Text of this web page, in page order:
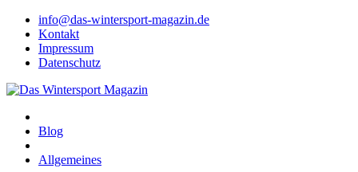
info@das-wintersport-magazin.de
Kontakt
Impressum
Datenschutz
Blog
Allgemeines